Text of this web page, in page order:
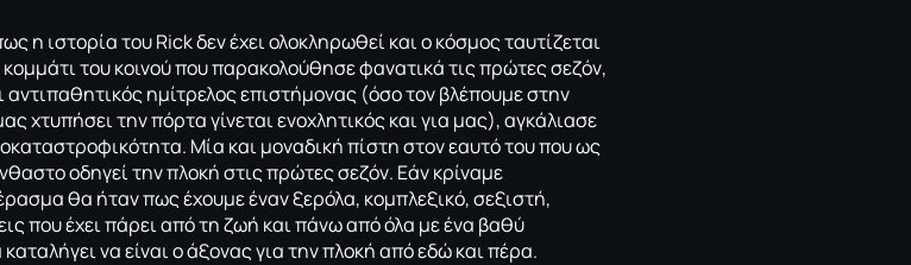
η ιστορία του Rick δεν έχει ολοκληρωθεί και ο κόσμος ταυτίζεται
κομμάτι του κοινού που παρακολούθησε φανατικά τις πρώτες σεζόν,
αντιπαθητικός ημίτρελος επιστήμονας (όσο τον βλέπουμε στην
χτυπήσει την πόρτα γίνεται ενοχλητικός και για μας), αγκάλιασε
Μία και μοναδική πίστη στον εαυτό του που ως
οδηγεί την πλοκή στις πρώτες σεζόν. Εάν κρίναμε
θα ήταν πως έχουμε έναν ξερόλα, κομπλεξικό, σεξιστή,
που έχει πάρει από τη ζωή και πάνω από όλα με ένα βαθύ
να είναι ο άξονας για την πλοκή από εδώ και πέρα.